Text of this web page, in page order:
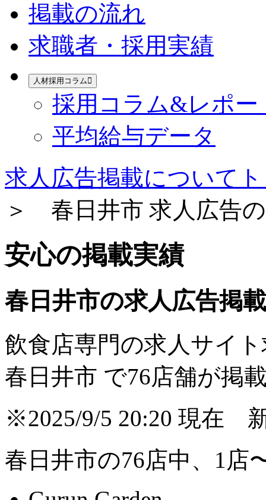
掲載の流れ
求職者・採用実績
人材採用コラム
採用コラム&レポー
平均給与データ
求人広告掲載について
＞ 春日井市 求人広告
安心の掲載実績
春日井市の求人広告掲
飲食店専門の求人サイ
春日井市 で76店舗が掲
※2025/9/5 20:20 現在
春日井市の76店中、1店